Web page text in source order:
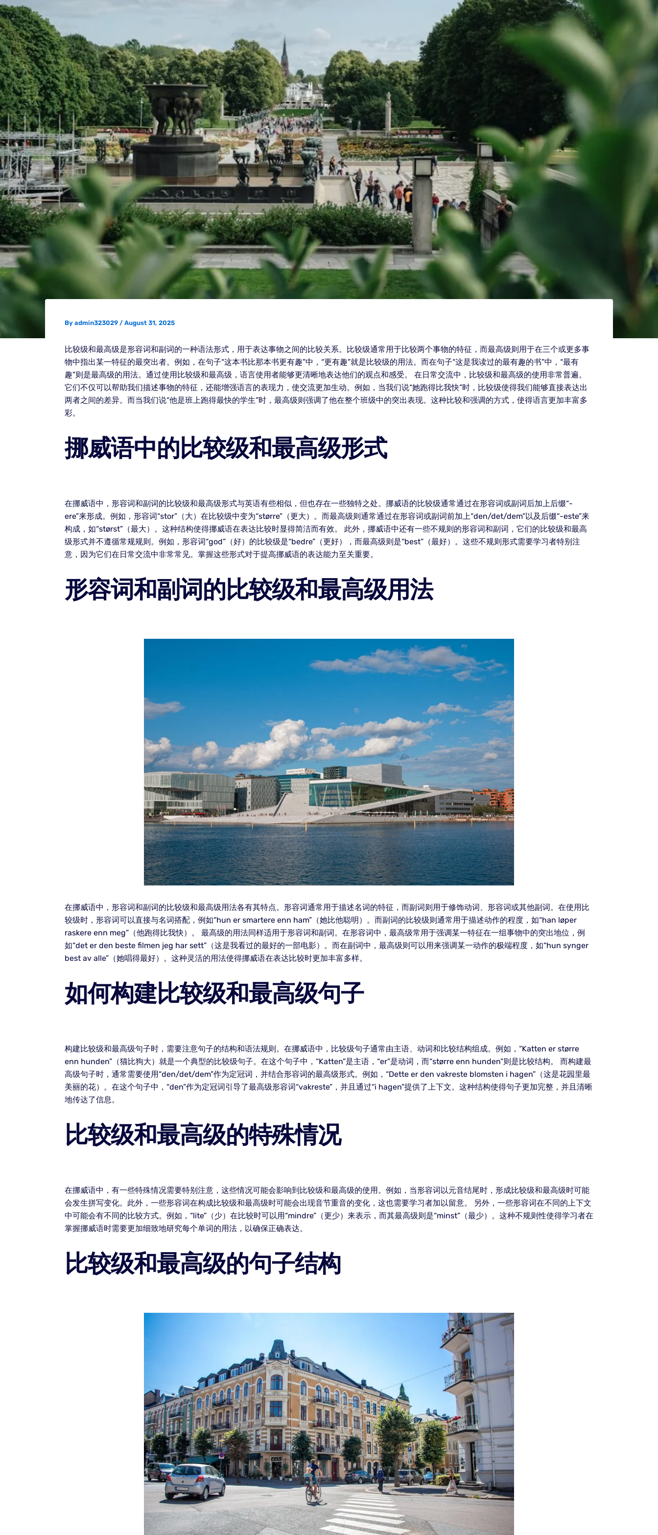
By admin323029 / August 31, 2025
比较级和最高级是形容词和副词的一种语法形式，用于表达事物之间的比较关系。比较级通常用于比较两个事物的特征，而最高级则用于在三个或更多事
物中指出某一特征的最突出者。例如，在句子“这本书比那本书更有趣”中，“更有趣”就是比较级的用法。而在句子“这是我读过的最有趣的书”中，“最有
趣”则是最高级的用法。通过使用比较级和最高级，语言使用者能够更清晰地表达他们的观点和感受。 在日常交流中，比较级和最高级的使用非常普遍。
它们不仅可以帮助我们描述事物的特征，还能增强语言的表现力，使交流更加生动。例如，当我们说“她跑得比我快”时，比较级使得我们能够直接表达出
两者之间的差异。而当我们说“他是班上跑得最快的学生”时，最高级则强调了他在整个班级中的突出表现。这种比较和强调的方式，使得语言更加丰富多
彩。
挪威语中的比较级和最高级形式
在挪威语中，形容词和副词的比较级和最高级形式与英语有些相似，但也存在一些独特之处。挪威语的比较级通常通过在形容词或副词后加上后缀“-
ere”来形成。例如，形容词“stor”（大）在比较级中变为“større”（更大）。而最高级则通常通过在形容词或副词前加上“den/det/dem”以及后缀“-este”来
构成，如“størst”（最大）。这种结构使得挪威语在表达比较时显得简洁而有效。 此外，挪威语中还有一些不规则的形容词和副词，它们的比较级和最高
级形式并不遵循常规规则。例如，形容词“god”（好）的比较级是“bedre”（更好），而最高级则是“best”（最好）。这些不规则形式需要学习者特别注
意，因为它们在日常交流中非常常见。掌握这些形式对于提高挪威语的表达能力至关重要。
形容词和副词的比较级和最高级用法
在挪威语中，形容词和副词的比较级和最高级用法各有其特点。形容词通常用于描述名词的特征，而副词则用于修饰动词、形容词或其他副词。在使用比
较级时，形容词可以直接与名词搭配，例如“hun er smartere enn ham”（她比他聪明）。而副词的比较级则通常用于描述动作的程度，如“han løper
raskere enn meg”（他跑得比我快）。 最高级的用法同样适用于形容词和副词。在形容词中，最高级常用于强调某一特征在一组事物中的突出地位，例
如“det er den beste filmen jeg har sett”（这是我看过的最好的一部电影）。而在副词中，最高级则可以用来强调某一动作的极端程度，如“hun synger
best av alle”（她唱得最好）。这种灵活的用法使得挪威语在表达比较时更加丰富多样。
如何构建比较级和最高级句子
构建比较级和最高级句子时，需要注意句子的结构和语法规则。在挪威语中，比较级句子通常由主语、动词和比较结构组成。例如，“Katten er større
enn hunden”（猫比狗大）就是一个典型的比较级句子。在这个句子中，“Katten”是主语，“er”是动词，而“større enn hunden”则是比较结构。 而构建最
高级句子时，通常需要使用“den/det/dem”作为定冠词，并结合形容词的最高级形式。例如，“Dette er den vakreste blomsten i hagen”（这是花园里最
美丽的花）。在这个句子中，“den”作为定冠词引导了最高级形容词“vakreste”，并且通过“i hagen”提供了上下文。这种结构使得句子更加完整，并且清晰
地传达了信息。
比较级和最高级的特殊情况
在挪威语中，有一些特殊情况需要特别注意，这些情况可能会影响到比较级和最高级的使用。例如，当形容词以元音结尾时，形成比较级和最高级时可能
会发生拼写变化。此外，一些形容词在构成比较级和最高级时可能会出现音节重音的变化，这也需要学习者加以留意。 另外，一些形容词在不同的上下文
中可能会有不同的比较方式。例如，“lite”（少）在比较时可以用“mindre”（更少）来表示，而其最高级则是“minst”（最少）。这种不规则性使得学习者在
掌握挪威语时需要更加细致地研究每个单词的用法，以确保正确表达。
比较级和最高级的句子结构